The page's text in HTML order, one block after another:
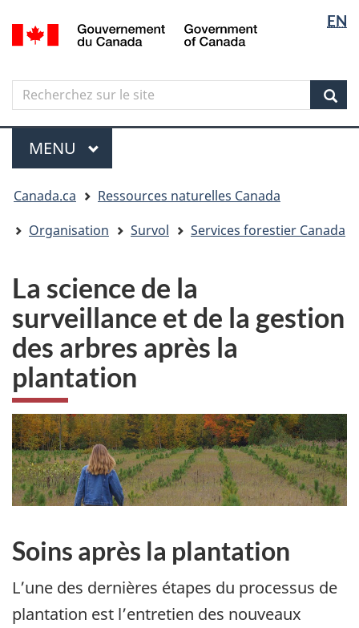
Aller
au
principal
Skip
to
government"
Passer
à
version
simplifiée
langue
EN
Canada
Search
Recherchez
sur
le
site
Menu
MENU PRINCIPAL
êtes
ici
Canada.ca
Ressources naturelles Canada
Organisation
Survol Services forestier Canada
La science de la
surveillance et de la gestion
des arbres après la
plantation
Soins après la plantation
L’une des dernières étapes du processus de
plantation est l’entretien des nouveaux